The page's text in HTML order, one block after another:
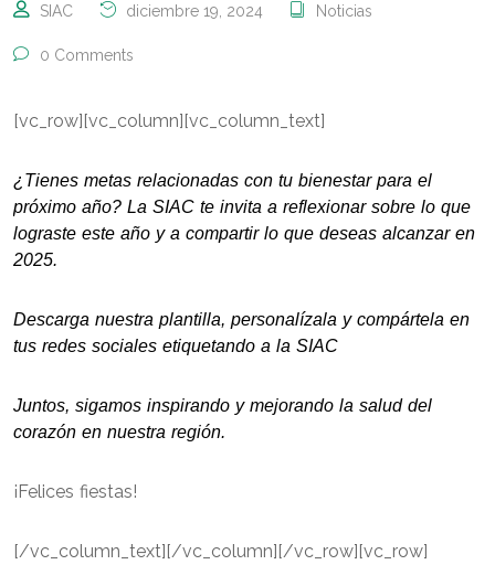
SIAC diciembre 19, 2024 Noticias
0 Comments
[vc_row][vc_column][vc_column_text]
¿Tienes metas relacionadas con tu bienestar para el
próximo año? La SIAC te invita a reflexionar sobre lo que
lograste este año y a compartir lo que deseas alcanzar en
2025.
Descarga nuestra plantilla, personalízala y compártela en
tus redes sociales etiquetando a la SIAC
Juntos, sigamos inspirando y mejorando la salud del
corazón en nuestra región.
¡Felices fiestas!
[/vc_column_text][/vc_column][/vc_row][vc_row]